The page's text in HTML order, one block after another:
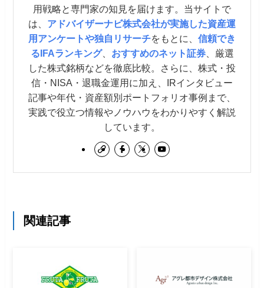
用戦略と専門家の知見を届けます。当サイトで
は、 アドバイザーナビ株式会社が実施した資産運
用アンケートや独自リサーチをもとに、 信頼でき
るIFAランキング、 おすすめのネット証券、厳選
した株式銘柄などを徹底比較。さらに、株式・投
信・NISA・退職金運用に加え、IRインタビュー
記事や年代・資産額別ポートフォリオ事例まで、
実践で役立つ情報やノウハウをわかりやすく解説
しています。
関連記事